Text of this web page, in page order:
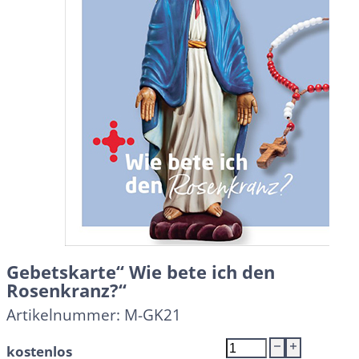
Gebetskarte“ Wie bete ich den
Rosenkranz?“
Artikelnummer: M-GK21
kostenlos
Gebetskarte"